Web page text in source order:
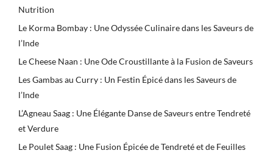
Nutrition
Le Korma Bombay : Une Odyssée Culinaire dans les Saveurs de
l’Inde
Le Cheese Naan : Une Ode Croustillante à la Fusion de Saveurs
Les Gambas au Curry : Un Festin Épicé dans les Saveurs de
l’Inde
L’Agneau Saag : Une Élégante Danse de Saveurs entre Tendreté
et Verdure
Le Poulet Saag : Une Fusion Épicée de Tendreté et de Feuilles